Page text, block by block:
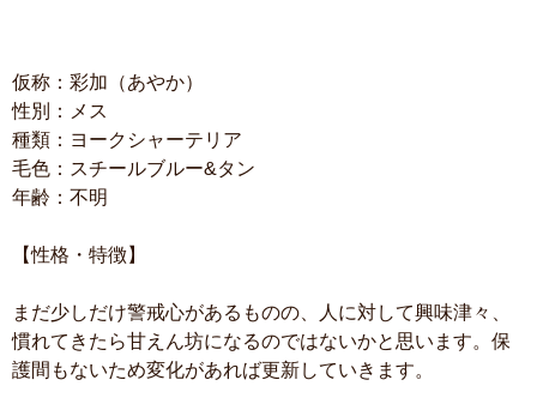
仮称：彩加（あやか）
性別：メス
種類：ヨークシャーテリア
毛色：スチールブルー&タン
年齢：不明
【性格・特徴】
まだ少しだけ警戒心があるものの、人に対して興味津々、
慣れてきたら甘えん坊になるのではないかと思います。保
護間もないため変化があれば更新していきます。